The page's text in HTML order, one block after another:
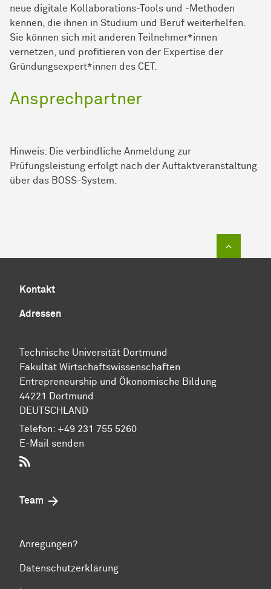
neue digitale Kollaborations-Tools und -Methoden
kennen, die ihnen in Studium und Beruf weiterhelfen.
Sie können sich mit anderen Teilnehmer*innen
vernetzen, und profitieren von der Expertise der
Gründungsexpert*innen des CET.
Ansprechpartner
Hinweis: Die verbindliche Anmeldung zur
Prüfungsleistung erfolgt nach der Auftaktveranstaltung
über das BOSS-System.
Kontakt
Adressen
Technische Uni­ver­si­tät Dort­mund
Fakultät Wirtschafts­wissen­schaften
Entre­preneur­ship und Ökonomische Bil­dung
44221 Dort­mund
DEUTSCHLAND
Telefon: +49 231 755 5260
E-Mail senden
Team
Anregungen?
Datenschutzerklärung